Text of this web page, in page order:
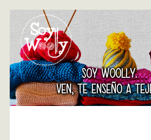
SOY WOOLLY.
VEN, TE ENSEÑO A